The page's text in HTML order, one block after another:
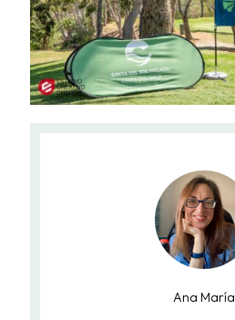
Ana María